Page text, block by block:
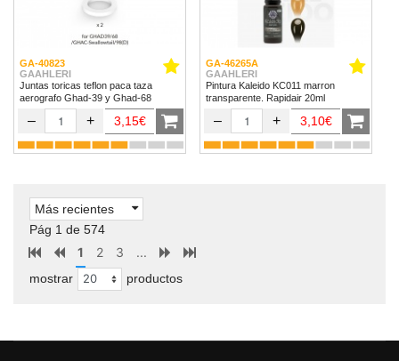
GA-40823
GAAHLERI
Juntas toricas teflon paca taza
aerografo Ghad-39 y Ghad-68
– + 3,15€
GA-46265A
GAAHLERI
Pintura Kaleido KC011 marron
transparente. Rapidair 20ml
– + 3,10€
Más recientes
Pág 1 de 574
1 2 3 ...
mostrar productos